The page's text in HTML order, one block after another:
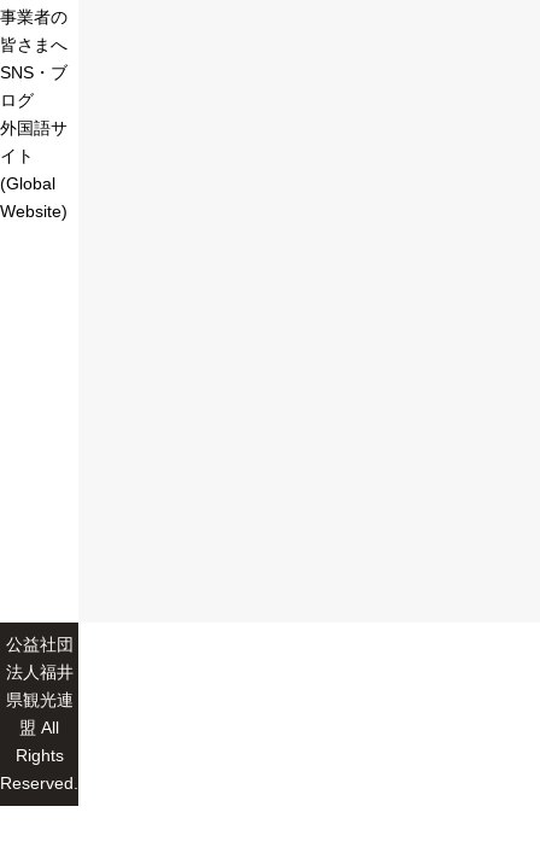
事業者の
皆さまへ
SNS・ブ
ログ
外国語サ
イト
(Global
Website)
公益社団
法人福井
県観光連
盟 All
Rights
Reserved.